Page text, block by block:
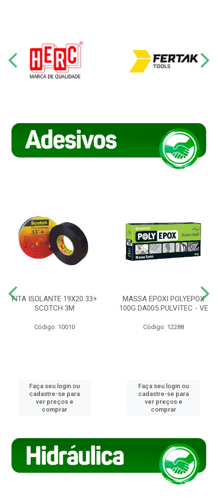
FITA ISOLANTE 19X20 33+
SCOTCH 3M
Código: 10010
Faça seu login ou
cadastre-se para
ver preços e
comprar
MASSA EPOXI POLYEPOX
100G DA005 PULVITEC - VE
Código: 12288
Faça seu login ou
cadastre-se para
ver preços e
comprar